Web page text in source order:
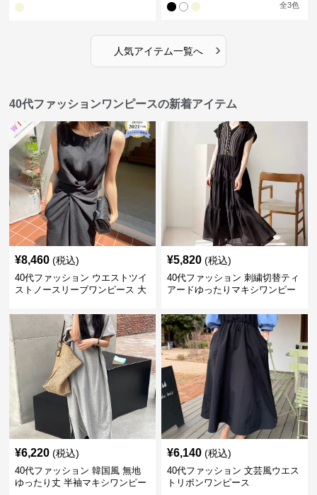
全3色
人気アイテム一覧へ ›
40代ファッションワンピースの新着アイテム
¥8,460 (税込)
40代ファッション ウエストツイ
ストノースリーブワンピース 大
¥5,820 (税込)
40代ファッション 刺繍切替ティ
アードゆったりマキシワンピー
¥6,220 (税込)
40代ファッション 韓国風 無地
ゆったり丈 半袖マキシワンピー
¥6,140 (税込)
40代ファッション 文芸風ウエス
トリボンワンピース